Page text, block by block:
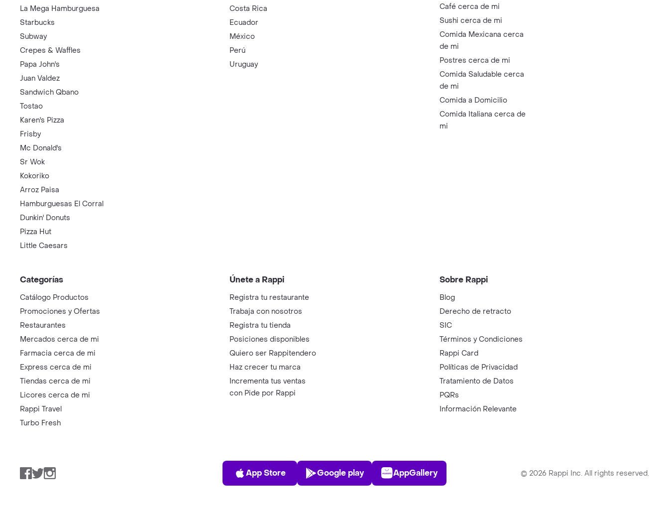
La Mega Hamburguesa
Starbucks
Subway
Crepes & Waffles
Papa John's
Juan Valdez
Sandwich Qbano
Tostao
Karen's Pizza
Frisby
Mc Donald's
Sr Wok
Kokoriko
Arroz Paisa
Hamburguesas El Corral
Dunkin' Donuts
Pizza Hut
Little Caesars
Costa Rica
Ecuador
México
Perú
Uruguay
Café cerca de mi
Sushi cerca de mi
Comida Mexicana cerca
de mi
Postres cerca de mi
Comida Saludable cerca
de mi
Comida a Domicilio
Comida Italiana cerca de
mi
Categorías
Catálogo Productos
Promociones y Ofertas
Restaurantes
Mercados cerca de mi
Farmacia cerca de mi
Express cerca de mi
Tiendas cerca de mi
Licores cerca de mi
Rappi Travel
Turbo Fresh
Únete a Rappi
Registra tu restaurante
Trabaja con nosotros
Registra tu tienda
Posiciones disponibles
Quiero ser Rappitendero
Haz crecer tu marca
Incrementa tus ventas
con Pide por Rappi
Sobre Rappi
Blog
Derecho de retracto
SIC
Términos y Condiciones
Rappi Card
Políticas de Privacidad
Tratamiento de Datos
PQRs
Información Relevante
Facebook
TwitterInstagram
App Store
App Store
Play Store
Google play
AppGallery
AppGallery © 2026 Rappi Inc. All rights reserved.